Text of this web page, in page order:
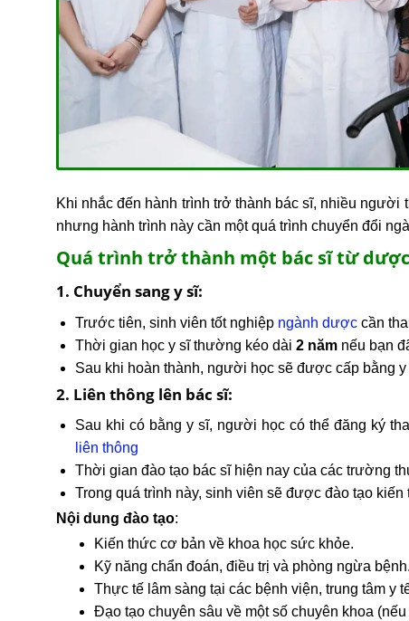
Khi nhắc đến hành trình trở thành bác sĩ, nhiều
nhưng hành trình này cần một quá trình chuyển đổi
Quá trình trở thành một bác sĩ từ
1. Chuyển sang y sĩ:
Trước tiên, sinh viên tốt nghiệp ngành dượccần
Thời gian học y sĩ thường kéo dài 2 nămnếu bạn
Sau khi hoàn thành, người học sẽ được cấp bằng y
2. Liên thông lên bác sĩ:
Sau khi có bằng y sĩ, người học có thể đăng ký
liên thông
Thời gian đào tạo bác sĩ hiện nay của các trường
Trong quá trình này, sinh viên sẽ được đào tạo
Nội dung đào tạo:
Kiến thức cơ bản về khoa học sức khỏe.
Kỹ năng chẩn đoán, điều trị và phòng ngừa bệnh.
Thực tế lâm sàng tại các bệnh viện, trung tâm y
Đạo tạo chuyên sâu về một số chuyên khoa